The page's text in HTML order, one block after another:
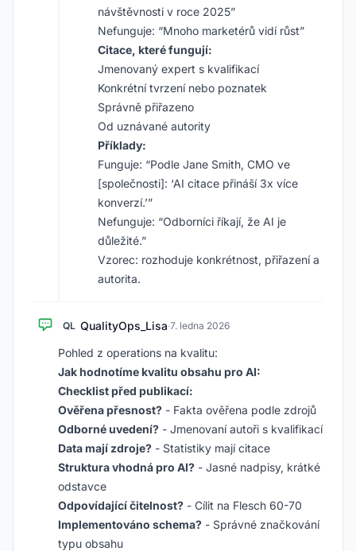
návštěvnosti v roce 2025”
Nefunguje: “Mnoho marketérů vidí růst”
Citace, které fungují:
Jmenovaný expert s kvalifikací
Konkrétní tvrzení nebo poznatek
Správně přiřazeno
Od uznávané autority
Příklady:
Funguje: “Podle Jane Smith, CMO ve
[společnosti]: ‘AI citace přináší 3x více
konverzí.’”
Nefunguje: “Odborníci říkají, že AI je
důležité.”
Vzorec: rozhoduje konkrétnost, přiřazení a
autorita.
QL QualityOps_Lisa·7. ledna 2026
Pohled z operations na kvalitu:
Jak hodnotíme kvalitu obsahu pro AI:
Checklist před publikací:
Ověřena přesnost? - Fakta ověřena podle zdrojů
Odborné uvedení? - Jmenovaní autoři s kvalifikací
Data mají zdroje? - Statistiky mají citace
Struktura vhodná pro AI? - Jasné nadpisy, krátké
odstavce
Odpovídající čitelnost? - Cílit na Flesch 60-70
Implementováno schema? - Správné značkování
typu obsahu